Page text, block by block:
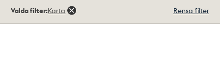
träffar
Valda filter:Karta Rensa filter